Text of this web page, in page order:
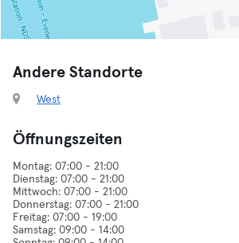
Andere Standorte
West
Öffnungszeiten
Montag: 07:00 - 21:00
Dienstag: 07:00 - 21:00
Mittwoch: 07:00 - 21:00
Donnerstag: 07:00 - 21:00
Freitag: 07:00 - 19:00
Samstag: 09:00 - 14:00